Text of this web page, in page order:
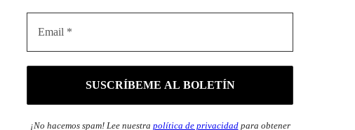
¡No hacemos spam! Lee nuestra política de privacidadpara obtener